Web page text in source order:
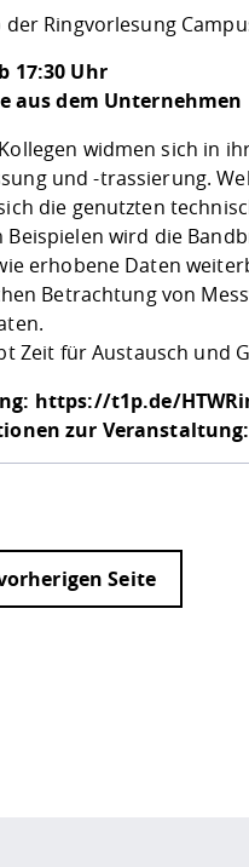
Ringvorlesung
17:30 Uhr
aus dem Unternehmen
widmen sich in
und -trassierung.
die genutzten
wird die
erhobene Daten
Betrachtung von
Zeit für Austausch und
https://t1p.de/
zur Veranstaltung:
Seite